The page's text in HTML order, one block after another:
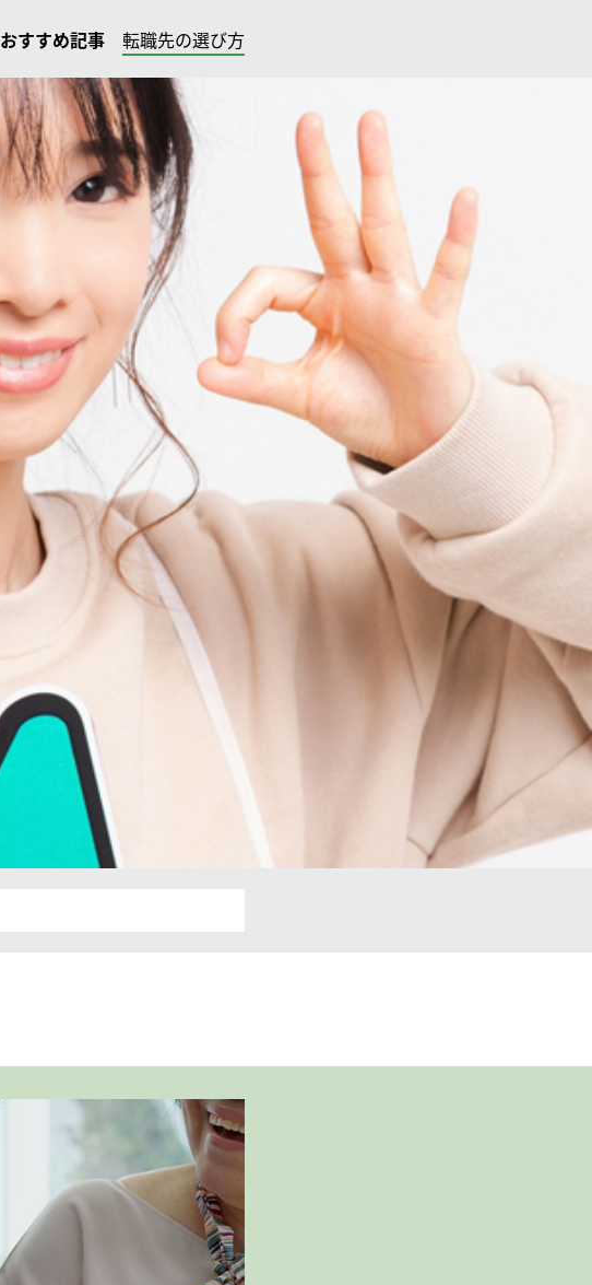
おすすめ記事 転職先の選び方